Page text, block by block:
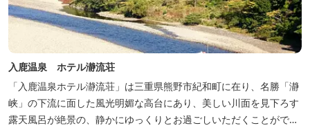
入鹿温泉 ホテル瀞流荘
「入鹿温泉ホテル瀞流荘」は三重県熊野市紀和町に在り、名勝「瀞
峡」の下流に面した風光明媚な高台にあり、美しい川面を見下ろす
露天風呂が絶景の、静かにゆっくりとお過ごしいただくことができ